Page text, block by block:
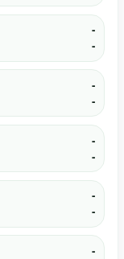
-
-
-
-
-
-
-
-
-